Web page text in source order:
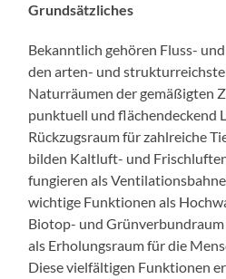
Grundsätzliches
Bekanntlich gehören Fluss-
den arten- und
Naturräumen der gemäßigten
punktuell und flächendeckend
Rückzugsraum für zahlreiche
bilden Kaltluft- und
fungieren als
wichtige Funktionen als
Biotop- und Grünverbundraum
als Erholungsraum für die
Diese vielfältigen Funktionen